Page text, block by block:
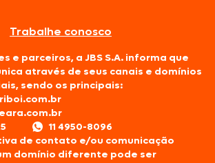
Trabalhe conosco
e parceiros, a JBS S.A. informa que
através de seus canais e domínios
sendo os principais:
11 4950-8096
de contato e/ou comunicação
domínio diferente pode ser